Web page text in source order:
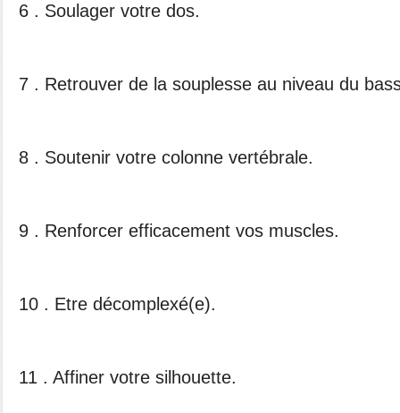
6 . Soulager votre dos.
7 . Retrouver de la souplesse au niveau du
8 . Soutenir votre colonne vertébrale.
9 . Renforcer efficacement vos muscles.
10 . Etre décomplexé(e).
11 . Affiner votre silhouette.